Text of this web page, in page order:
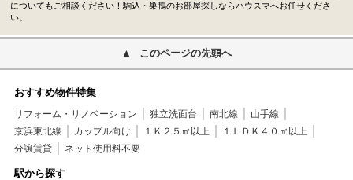
についてもご相談ください！駒込・巣鴨のお部屋探しならハウスマへお任せくださ
い。
このページの先頭へ
おすすめ物件特集
リフォーム・リノベーション 独立洗面台 南北線
山手線
京浜東北線
カップル向け １Ｋ２５㎡以上
１ＬＤＫ４０㎡以上
分譲賃貸
ネット使用料不要
駅から探す